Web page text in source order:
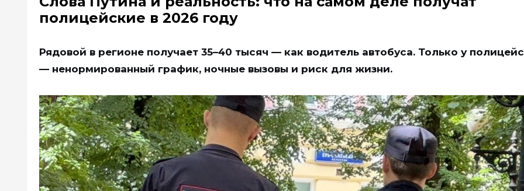
полицейские в 2026 году
Рядовой в регионе получает 35–40 тысяч — как водитель автобуса. Только у
— ненормированный график, ночные вызовы и риск для жизни.